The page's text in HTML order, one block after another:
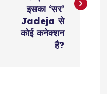
इसका ‘सर’
Jadeja से
कोई कनेक्शन
है?